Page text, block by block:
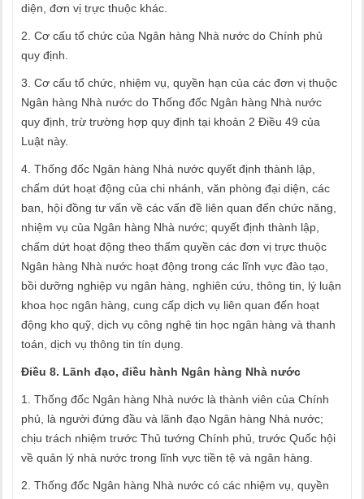
diện, đơn vị trực thuộc khác.
2. Cơ cấu tổ chức của Ngân hàng Nhà nước do Chính phủ
quy định.
3. Cơ cấu tổ chức, nhiệm vụ, quyền hạn của các đơn vị thuộc
Ngân hàng Nhà nước do Thống đốc Ngân hàng Nhà nước
quy định, trừ trường hợp quy định tại khoản 2 Điều 49 của
Luật này.
4. Thống đốc Ngân hàng Nhà nước quyết định thành lập,
chấm dứt hoạt động của chi nhánh, văn phòng đại diện, các
ban, hội đồng tư vấn về các vấn đề liên quan đến chức năng,
nhiệm vụ của Ngân hàng Nhà nước; quyết định thành lập,
chấm dứt hoạt động theo thẩm quyền các đơn vị trực thuộc
Ngân hàng Nhà nước hoạt động trong các lĩnh vực đào tạo,
bồi dưỡng nghiệp vụ ngân hàng, nghiên cứu, thông tin, lý luận
khoa học ngân hàng, cung cấp dịch vụ liên quan đến hoạt
động kho quỹ, dịch vụ công nghệ tin học ngân hàng và thanh
toán, dịch vụ thông tin tín dụng.
Điều 8. Lãnh đạo, điều hành Ngân hàng Nhà nước
1. Thống đốc Ngân hàng Nhà nước là thành viên của Chính
phủ, là người đứng đầu và lãnh đạo Ngân hàng Nhà nước;
chịu trách nhiệm trước Thủ tướng Chính phủ, trước Quốc hội
về quản lý nhà nước trong lĩnh vực tiền tệ và ngân hàng.
2. Thống đốc Ngân hàng Nhà nước có các nhiệm vụ, quyền